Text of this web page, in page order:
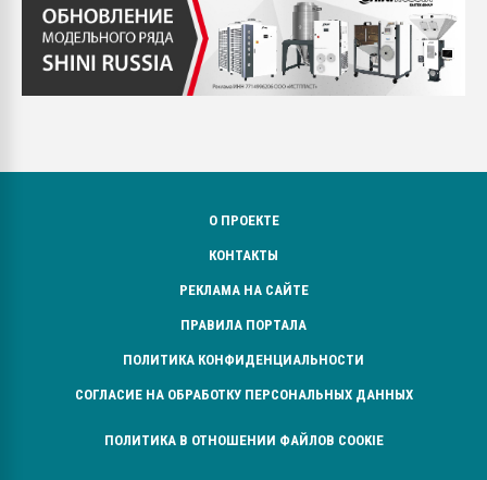
О ПРОЕКТЕ
КОНТАКТЫ
РЕКЛАМА НА САЙТЕ
ПРАВИЛА ПОРТАЛА
ПОЛИТИКА КОНФИДЕНЦИАЛЬНОСТИ
СОГЛАСИЕ НА ОБРАБОТКУ ПЕРСОНАЛЬНЫХ ДАННЫХ
ПОЛИТИКА В ОТНОШЕНИИ ФАЙЛОВ COOKIE